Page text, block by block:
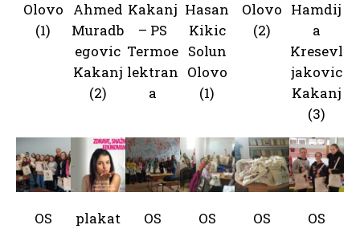
Olovo
(1)
Ahmed
Muradb
egovic
Kakanj
(2)
Kakanj
– PS
Termoe
lektran
a
Hasan
Kikic
Solun
Olovo
(1)
Olovo
(2)
Hamdij
a
Kresevl
jakovic
Kakanj
(3)
OS
plakat
OS
OS
OS
OS